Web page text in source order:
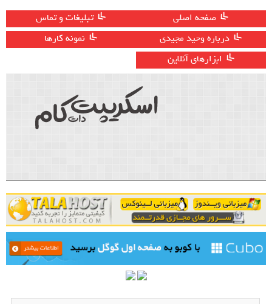
صفحه اصلی
تبلیغات و تماس
درباره وحید مجیدی
نمونه کارها
ابزارهای آنلاین